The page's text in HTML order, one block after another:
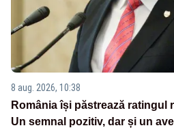
8 aug. 2026, 10:38
România își păstrează ratingul
Un semnal pozitiv, dar și un